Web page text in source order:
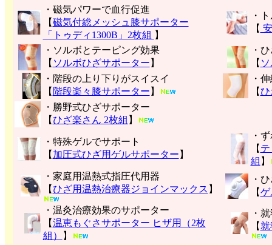
・磁気パワーで血行促進
【磁気付総メッシュ膝サポーター
「トゥディ1300B」2枚組 】
・
【
・ソルボとテーピング効果
【 ソルボひざサポーター 】
・
【
・階段の上り下りがスイスイ
【 階段楽々膝サポーター 】
・
【ひ
・勝野式ひざサポーター
【ひざ楽さん 2枚組 】
・特殊ゲルでサポート
【 加圧式ひざ用ゲルサポーター 】
・
【
組 】
・家庭用温熱式指圧代用器
【ひざ用温熱治療器ジョインマックス 】
・
【ゲ
・温灸治療効果のサポーター
【温恵もぐさサポーター ヒザ用（2枚
組）
】
・
【